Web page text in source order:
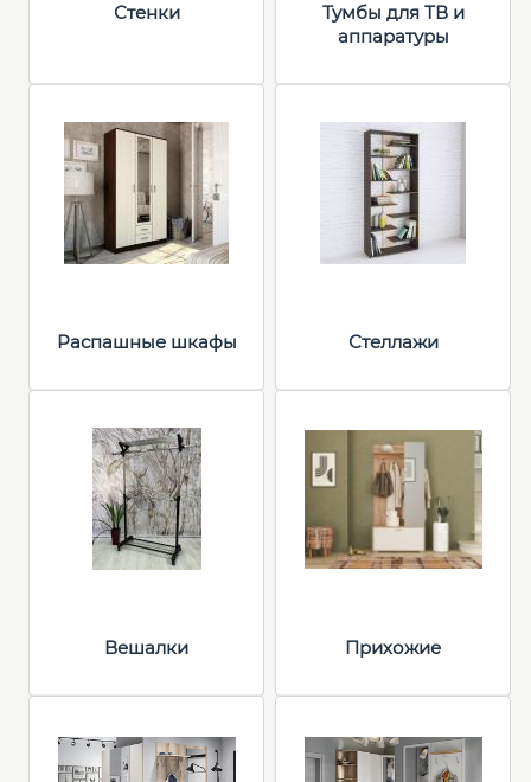
Стенки
Тумбы для ТВ и
аппаратуры
Распашные шкафы Стеллажи
Вешалки Прихожие